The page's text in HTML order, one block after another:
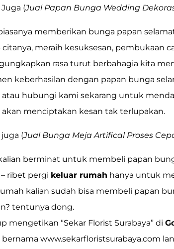
Juga (Jual Papan Bunga Wedding
memberikan bunga papan
citanya, meraih kesuksesan, pembukaan
rasa turut berbahagia kita
keberhasilan dengan papan bunga
atau hubungi kami sekarang untuk
akan menciptakan kesan tak terlupakan.
juga (Jual Bunga Meja Artifical Proses
berminat untuk membeli papan
ribet pergi keluar rumah hanya untuk
kalian sudah bisa membeli papan
tentunya dong.
mengetikan “Sekar Florist Surabaya” di
bernama www.sekarfloristsurabaya.com